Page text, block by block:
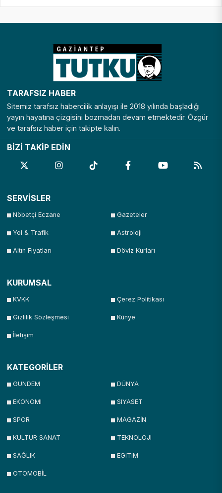
TARAFSIZ HABER
Sitemiz tarafsız habercilik anlayışı ile 2018 yılında başladığı
yayın hayatına çizgisini bozmadan devam etmektedir. Özgür
ve tarafsız haber için takipte kalın.
BİZİ TAKİP EDİN
SERVİSLER
Nöbetçi Eczane Gazeteler
Yol & Trafik Astroloji
Altın Fiyatları Döviz Kurları
KURUMSAL
KVKK Çerez Politikası
Gizlilik Sözleşmesi Künye
İletişim
KATEGORİLER
GUNDEM DÜNYA
EKONOMI SIYASET
SPOR MAGAZİN
KULTUR SANAT TEKNOLOJI
SAĞLIK EGITIM
OTOMOBİL